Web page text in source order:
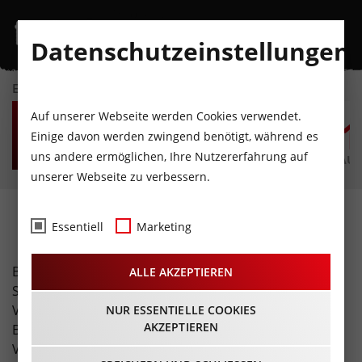
EVENTKALENDER
SA
8
AUGUST
SO
9
AUGUST
MO
10
AUGUST
DI
11
AUGUST
MI
12
AUGUST
Fotos
Buchen Sie unser spezielles Freizeit-Tirol Foto-Service!
Sie erhalten eine professionelle Fotostrecke Ihrer
Veranstaltung (inklusive Übergabe hochauflösender
Bilder und Bildrechte). Zusätzlich erreicht Ihre
Veranstaltung über unsere Seite eine enorme
Datenschutzeinstellungen
Auf unserer Webseite werden Cookies verwendet.
Einige davon werden zwingend benötigt, während es
uns andere ermöglichen, Ihre Nutzererfahrung auf
unserer Webseite zu verbessern.
Essentiell Marketing
ALLE AKZEPTIEREN
NUR ESSENTIELLE COOKIES
AKZEPTIEREN